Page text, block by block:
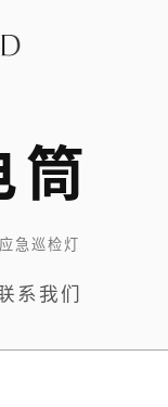
筒
急巡检灯
系我们